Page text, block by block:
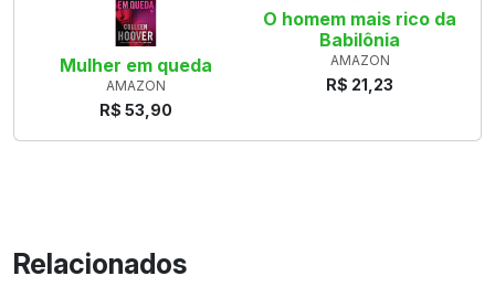
Mulher em queda
AMAZON
R$ 53,90
O homem mais rico da
Babilônia
AMAZON
R$ 21,23
Relacionados